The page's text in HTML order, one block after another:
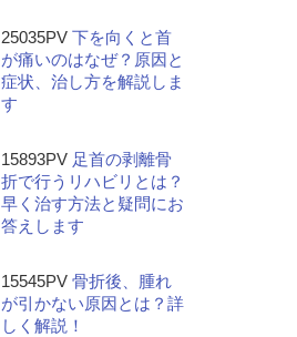
25035PV 下を向くと首
が痛いのはなぜ？原因と
症状、治し方を解説しま
す
15893PV 足首の剥離骨
折で行うリハビリとは？
早く治す方法と疑問にお
答えします
15545PV 骨折後、腫れ
が引かない原因とは？詳
しく解説！